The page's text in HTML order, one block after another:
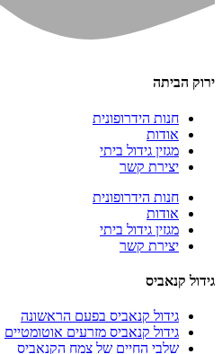
ירוק הביתה
חנות הידרופונית
אודות
מגזין גידול ביתי
יצירת קשר
חנות הידרופונית
אודות
מגזין גידול ביתי
יצירת קשר
גידול קנאביס
גידול קנאביס בפעם הראשונה
גידול קנאביס מזרעים אוטומטיים
שלבי החיים של צמח הקנאביס